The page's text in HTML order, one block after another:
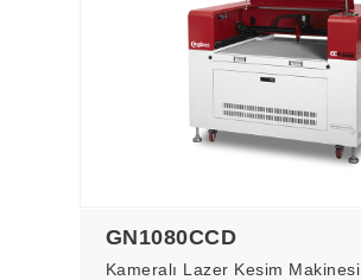
GN1080CCD
Kameralı Lazer Kesim Makinesi